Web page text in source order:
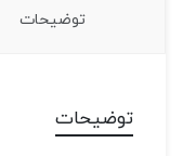
توضیحات
توضیحات